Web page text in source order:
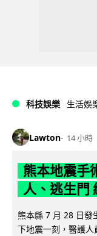
科技娛樂 生活娛
Lawton 14 小時
熊本地震手
人、逃生門
熊本縣 7 月 28 日發
下地震一刻，醫護